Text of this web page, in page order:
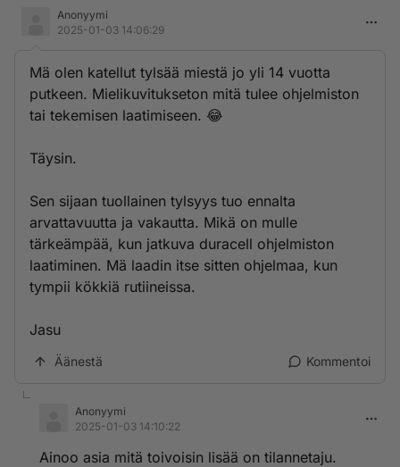
Anonyymi
2025-01-03 14:06:29
Mä olen katellut tylsää miestä jo yli 14 vuotta
putkeen. Mielikuvitukseton mitä tulee ohjelmiston
tai tekemisen laatimiseen. 😂
Täysin.
Sen sijaan tuollainen tylsyys tuo ennalta
arvattavuutta ja vakautta. Mikä on mulle
tärkeämpää, kun jatkuva duracell ohjelmiston
laatiminen. Mä laadin itse sitten ohjelmaa, kun
tympii kökkiä rutiineissa.
Jasu
Äänestä Kommentoi
Anonyymi
2025-01-03 14:10:22
Ainoo asia mitä toivoisin lisää on tilannetaju.